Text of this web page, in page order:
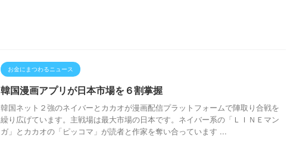
お金にまつわるニュース
韓国漫画アプリが日本市場を６割掌握
韓国ネット２強のネイバーとカカオが漫画配信プラットフォームで陣取り合戦を
繰り広げています。主戦場は最大市場の日本です。ネイバー系の「ＬＩＮＥマン
ガ」とカカオの「ピッコマ」が読者と作家を奪い合っています ...